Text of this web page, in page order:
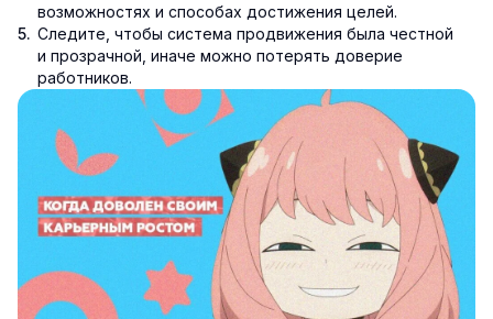
возможностях и способах достижения целей.
Следите, чтобы система продвижения была честной
и прозрачной, иначе можно потерять доверие
работников.